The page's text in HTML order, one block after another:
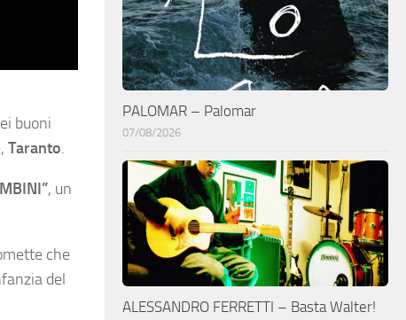
buoni
Taranto.
, un
che
del
PALOMAR – Palomar
07/08/2026
ALESSANDRO FERRETTI – Basta Walter!